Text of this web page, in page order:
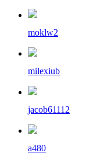
moklw2
milexiub
jacob61112
a480